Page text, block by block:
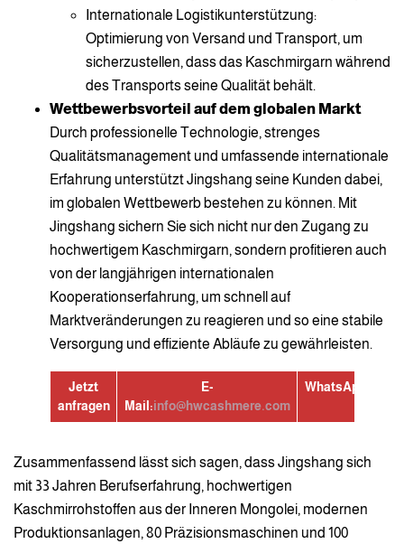
Internationale Logistikunterstützung:
Optimierung von Versand und Transport, um
sicherzustellen, dass das Kaschmirgarn während
des Transports seine Qualität behält.
Wettbewerbsvorteil auf dem globalen Markt
Durch professionelle Technologie, strenges
Qualitätsmanagement und umfassende internationale
Erfahrung unterstützt Jingshang seine Kunden dabei,
im globalen Wettbewerb bestehen zu können. Mit
Jingshang sichern Sie sich nicht nur den Zugang zu
hochwertigem Kaschmirgarn, sondern profitieren auch
von der langjährigen internationalen
Kooperationserfahrung, um schnell auf
Marktveränderungen zu reagieren und so eine stabile
Versorgung und effiziente Abläufe zu gewährleisten.
Jetzt
anfragen
E-
Mail:info@hwcashmere.com
WhatsApp:
Zusammenfassend lässt sich sagen, dass Jingshang sich
mit 33 Jahren Berufserfahrung, hochwertigen
Kaschmirrohstoffen aus der Inneren Mongolei, modernen
Produktionsanlagen, 80 Präzisionsmaschinen und 100